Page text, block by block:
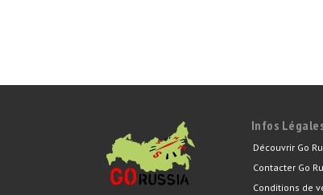
Infos
Découvrir Go
Contacter Go
Conditions de